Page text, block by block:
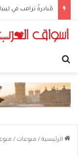
مُبادرةُ ترامب في
الرئيسية / منوعات /